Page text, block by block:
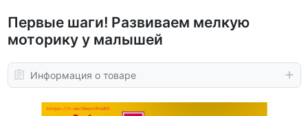
Первые шаги! Развиваем мелкую
моторику у малышей
Информация о товаре